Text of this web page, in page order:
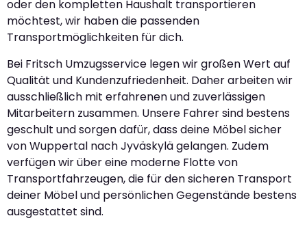
oder den kompletten Haushalt transportieren
möchtest, wir haben die passenden
Transportmöglichkeiten für dich.
Bei Fritsch Umzugsservice legen wir großen Wert auf
Qualität und Kundenzufriedenheit. Daher arbeiten wir
ausschließlich mit erfahrenen und zuverlässigen
Mitarbeitern zusammen. Unsere Fahrer sind bestens
geschult und sorgen dafür, dass deine Möbel sicher
von Wuppertal nach Jyväskylä gelangen. Zudem
verfügen wir über eine moderne Flotte von
Transportfahrzeugen, die für den sicheren Transport
deiner Möbel und persönlichen Gegenstände bestens
ausgestattet sind.